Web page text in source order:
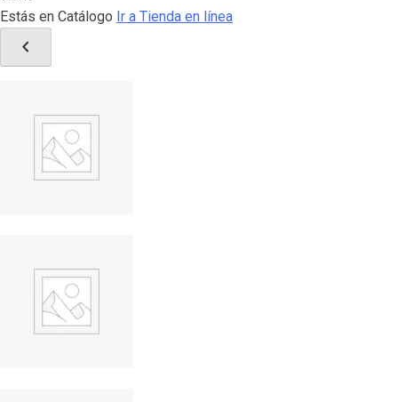
Estás en Catálogo Ir a Tienda en línea
chevron_left